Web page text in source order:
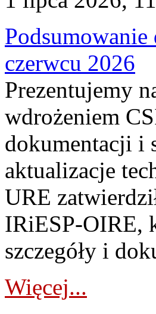
czerwcu 2026
Prezentujemy
wdrożeniem
dokumentacji i
aktualizacje
URE
IRiESP‑OIRE,
szczegóły i
Więcej...